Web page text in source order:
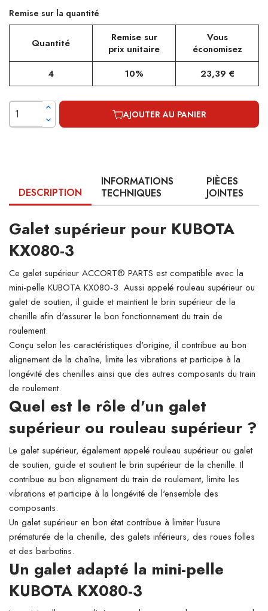
Remise sur la quantité
Quantité
Remise sur
prix unitaire
Vous
économisez
4
10% 23,39 €
AJOUTER AU PANIER
DESCRIPTION
INFORMATIONS
TECHNIQUES
PIÈCES
JOINTES
Galet supérieur pour KUBOTA
KX080-3
Ce galet supérieur ACCORT® PARTS est compatible avec la
mini-pelle KUBOTA KX080-3. Aussi appelé rouleau supérieur ou
galet de soutien, il guide et maintient le brin supérieur de la
chenille afin d'assurer le bon fonctionnement du train de
roulement.
Conçu selon les caractéristiques d'origine, il contribue au bon
alignement de la chaîne, limite les vibrations et participe à la
longévité des chenilles ainsi que des autres composants du train
de roulement.
Quel est le rôle d'un galet
supérieur ou rouleau supérieur ?
Le galet supérieur, également appelé rouleau supérieur ou galet
de soutien, guide et soutient le brin supérieur de la chenille. Il
contribue au bon alignement du train de roulement, limite les
vibrations et participe à la longévité de l'ensemble des
composants.
Un galet supérieur en bon état contribue à limiter l'usure
prématurée de la chenille, des galets inférieurs, des roues folles
et des barbotins.
Un galet adapté la mini-pelle
KUBOTA KX080-3